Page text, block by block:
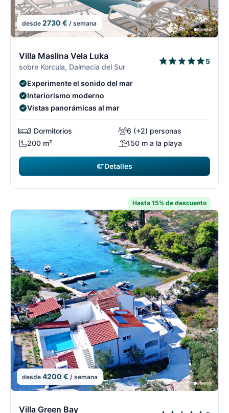
desde 2730 € / semana
Villa Maslina Vela Luka
sobre Korcula, Dalmacia del Sur
5
Experimente el sonido del mar
Interiorismo moderno
Vistas panorámicas al mar
3 Dormitorios
6 (+2) personas
200 m²
150 m a la playa
Detalles
Hasta 15% de descuento
desde 4200 € / semana
Villa Green Bay